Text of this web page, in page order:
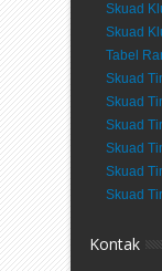
Skuad
Skuad
Tabel
Skuad
Skuad
Skuad
Skuad
Skuad
Skuad
Kontak